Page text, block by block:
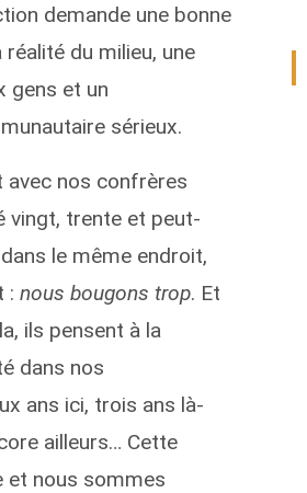
demande une bonne
du milieu, une
gens et un
sérieux.
avec nos confrères
vingt, trente et peut-
le même endroit,
: nous bougons trop. Et
ils pensent à la
dans nos
ans ici, trois ans là-
ailleurs… Cette
et nous sommes